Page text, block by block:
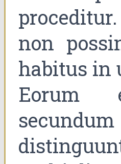
non
habitus in
Eorum